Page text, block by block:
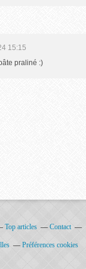
15:15
praliné :)
Top articles Contact
Préférences cookies